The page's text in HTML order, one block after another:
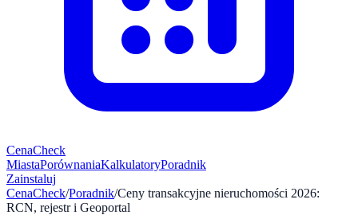
CenaCheck
MiastaPorównaniaKalkulatoryPoradnik
Zainstaluj
CenaCheck/Poradnik/Ceny transakcyjne nieruchomości 2026:
RCN, rejestr i Geoportal